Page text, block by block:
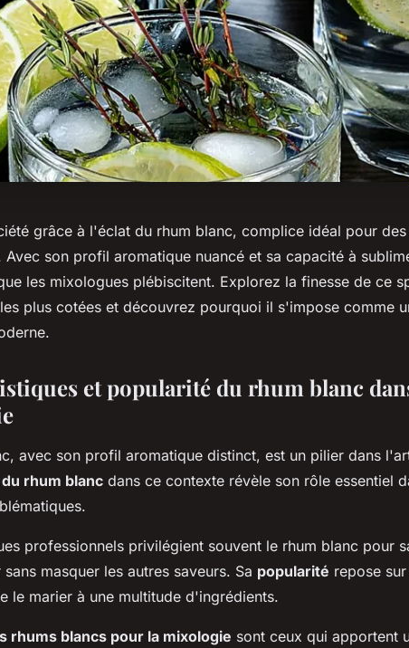
grâce à l'éclat du rhum blanc, complice idéal pour
Avec son profil aromatique nuancé et sa capacité à
les mixologues plébiscitent. Explorez la finesse de ce
plus cotées et découvrez pourquoi il s'impose comme
et popularité du rhum blanc
avec son profil aromatique distinct, est un pilier dans
rhum blanc dans ce contexte révèle son rôle essentiel
professionnels privilégient souvent le rhum blanc pour
masquer les autres saveurs. Sa popularité repose
le marier à une multitude d'ingrédients.
rhums blancs pour la mixologie sont ceux qui apportent